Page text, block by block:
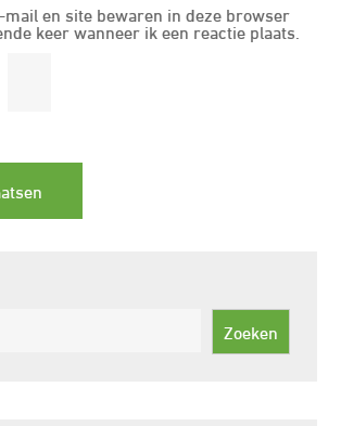
mail en site bewaren in deze browser
keer wanneer ik een reactie plaats.
Zoeken